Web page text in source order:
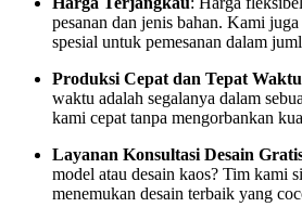
pesanan dan jenis bahan. Kami
spesial untuk pemesanan dalam
Produksi Cepat dan Tepat Waktu
waktu adalah segalanya dalam
kami cepat tanpa mengorbankan
Layanan Konsultasi Desain
model atau desain kaos? Tim kami
menemukan desain terbaik yang